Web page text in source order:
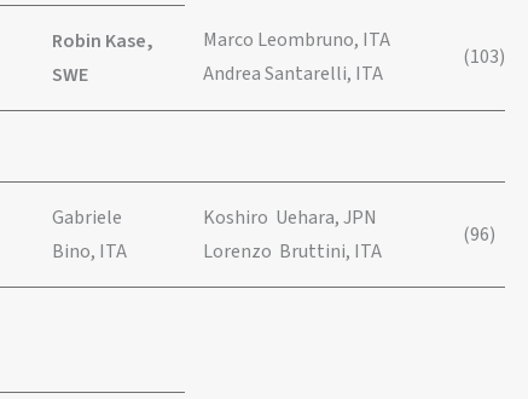
Robin Kase,
SWE
Marco Leombruno, ITA
Andrea Santarelli, ITA
(103)
Gabriele
Bino, ITA
Koshiro Uehara, JPN
Lorenzo Bruttini, ITA
(96)